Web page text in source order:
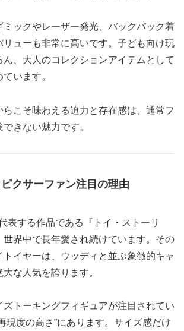
ミックやレーザー発光、バックパック着
リューも非常に高いです。子ども向け玩
、大人のコレクションアイテムとして
います。
らこそ味わえる迫力と存在感は、通常フ
きない魅力です。
クサーファン注目の理由
表する作品である『トイ・ストーリ
世界中で長年愛され続けています。その
トイヤーは、ウッディと並ぶ象徴的キャ
な人気を誇ります。
ズトーキングフィギュアが注目されてい
現度の高さ”にあります。サイズ感だけ